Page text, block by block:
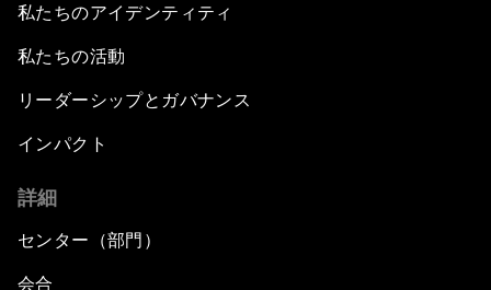
私たちのアイデンティティ
私たちの活動
リーダーシップとガバナンス
インパクト
詳細
センター（部門）
会合